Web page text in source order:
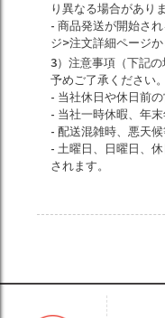
り異なる場合がありま
- 商品発送が開始さ
ジ>注文詳細ページ
3）注意事項（下記の
予めご了承ください。
- 当社休日や休日前
- 当社一時休暇、年
- 配送混雑時、悪天候
- 土曜日、日曜日、
されます。